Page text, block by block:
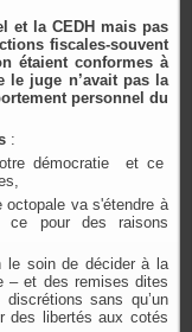
et la CEDH mais pas
fiscales-souvent
étaient conformes à
le juge n’avait pas la
personnel du
:
démocratie et ce
octopale va s'étendre à
pour des raisons
le soin de décider à la
et des remises dites
sans qu’un
des libertés aux cotés